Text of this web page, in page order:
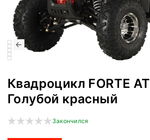
Квадроцикл FORTE
Голубой красный
Закончился